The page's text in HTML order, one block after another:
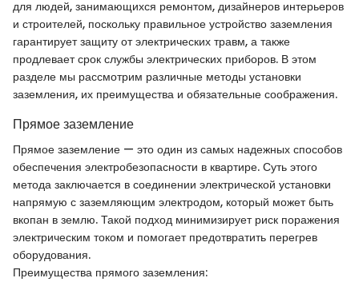
для людей, занимающихся ремонтом, дизайнеров интерьеров
и строителей, поскольку правильное устройство заземления
гарантирует защиту от электрических травм, а также
продлевает срок службы электрических приборов. В этом
разделе мы рассмотрим различные методы установки
заземления, их преимущества и обязательные соображения.
Прямое заземление
Прямое заземление — это один из самых надежных способов
обеспечения электробезопасности в квартире. Суть этого
метода заключается в соединении электрической установки
напрямую с заземляющим электродом, который может быть
вкопан в землю. Такой подход минимизирует риск поражения
электрическим током и помогает предотвратить перегрев
оборудования.
Преимущества прямого заземления: